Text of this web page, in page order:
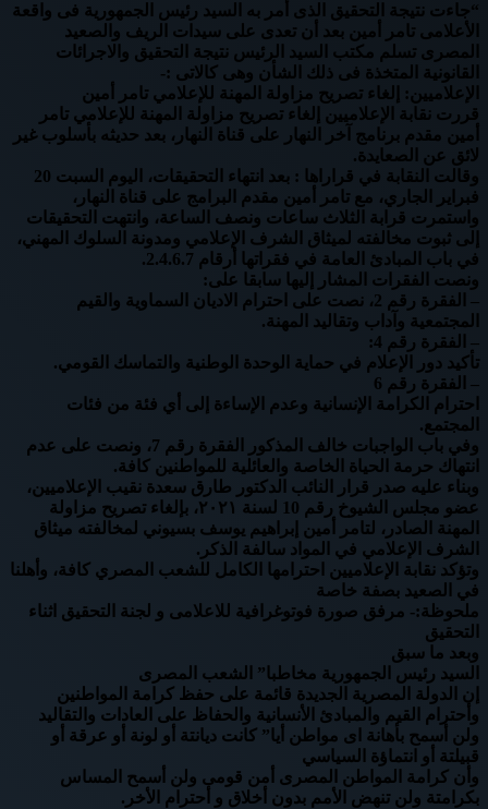
“جاءت نتيجة التحقيق الذى أمر به السيد رئيس الجمهورية فى واقعة
الأعلامى تامر أمين بعد أن تعدى على سيدات الريف والصعيد
المصرى تسلم مكتب السيد الرئيس نتيجة التحقيق والاجرائات
القانونية المتخذة فى ذلك الشأن وهى كالاتى :-
الإعلاميين: إلغاء تصريح مزاولة المهنة للإعلامي تامر أمين
قررت نقابة الإعلاميين إلغاء تصريح مزاولة المهنة للإعلامي تامر
أمين مقدم برنامج آخر النهار على قناة النهار، بعد حديثه بأسلوب غير
لائق عن الصعايدة.
وقالت النقابة في قراراها : بعد انتهاء التحقيقات، اليوم السبت 20
فبراير الجاري، مع تامر أمين مقدم البرامج على قناة النهار،
واستمرت قرابة الثلاث ساعات ونصف الساعة، وانتهت التحقيقات
إلى ثبوت مخالفته لميثاق الشرف الإعلامي ومدونة السلوك المهني،
في باب المبادئ العامة في فقراتها أرقام 2.4.6.7.
ونصت الفقرات المشار إليها سابقا على:
– الفقرة رقم 2، نصت على احترام الاديان السماوية والقيم
المجتمعية وآداب وتقاليد المهنة.
– الفقرة رقم 4:
تأكيد دور الإعلام في حماية الوحدة الوطنية والتماسك القومي.
– الفقرة رقم 6
احترام الكرامة الإنسانية وعدم الإساءة إلى أي فئة من فئات
المجتمع.
وفي باب الواجبات خالف المذكور الفقرة رقم 7، ونصت على عدم
انتهاك حرمة الحياة الخاصة والعائلية للمواطنين كافة.
وبناء عليه صدر قرار النائب الدكتور طارق سعدة نقيب الإعلاميين،
عضو مجلس الشيوخ رقم 10 لسنة ٢٠٢١، بإلغاء تصريح مزاولة
المهنة الصادر، لتامر أمين إبراهيم يوسف بسيوني لمخالفته ميثاق
الشرف الإعلامي في المواد سالفة الذكر.
وتؤكد نقابة الإعلاميين احترامها الكامل للشعب المصري كافة، وأهلنا
في الصعيد بصفة خاصة
ملحوظة:- مرفق صورة فوتوغرافية للاعلامى و لجنة التحقيق اثناء
التحقيق
وبعد ما سبق
السيد رئيس الجمهورية مخاطبا” الشعب المصرى
إن الدولة المصرية الجديدة قائمة على حفظ كرامة المواطنين
وأحترام القيم والمبادئ الأنسانية والحفاظ على العادات والتقاليد
ولن أسمح بأهانة اى مواطن أيا” كانت ديانتة أو لونة أو عرقة أو
قبيلتة أو انتماؤة السياسي
وأن كرامة المواطن المصرى أمن قومى ولن أسمح المساس
بكرامتة ولن تنهض الأمم بدون أخلاق و أحترام الأخر.